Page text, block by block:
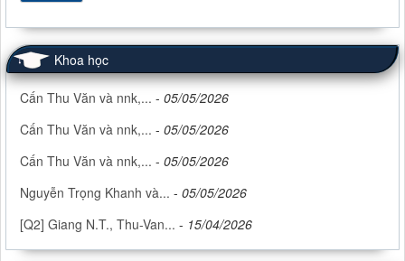
Khoa học
Cấn Thu Văn và nnk,... - 05/05/2026
Cấn Thu Văn và nnk,... - 05/05/2026
Cấn Thu Văn và nnk,... - 05/05/2026
Nguyễn Trọng Khanh và... - 05/05/2026
[Q2] Giang N.T., Thu-Van... - 15/04/2026